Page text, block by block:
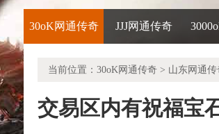
30oK网通传奇 JJJ网通传奇
当前位置： 30oK网通传奇 > 山东网通传
交易区内有祝福宝